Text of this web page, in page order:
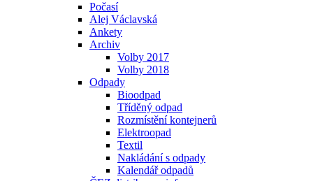
Počasí
Alej Václavská
Ankety
Archiv
Volby 2017
Volby 2018
Odpady
Bioodpad
Tříděný odpad
Rozmístění kontejnerů
Elektroopad
Textil
Nakládání s odpady
Kalendář odpadů